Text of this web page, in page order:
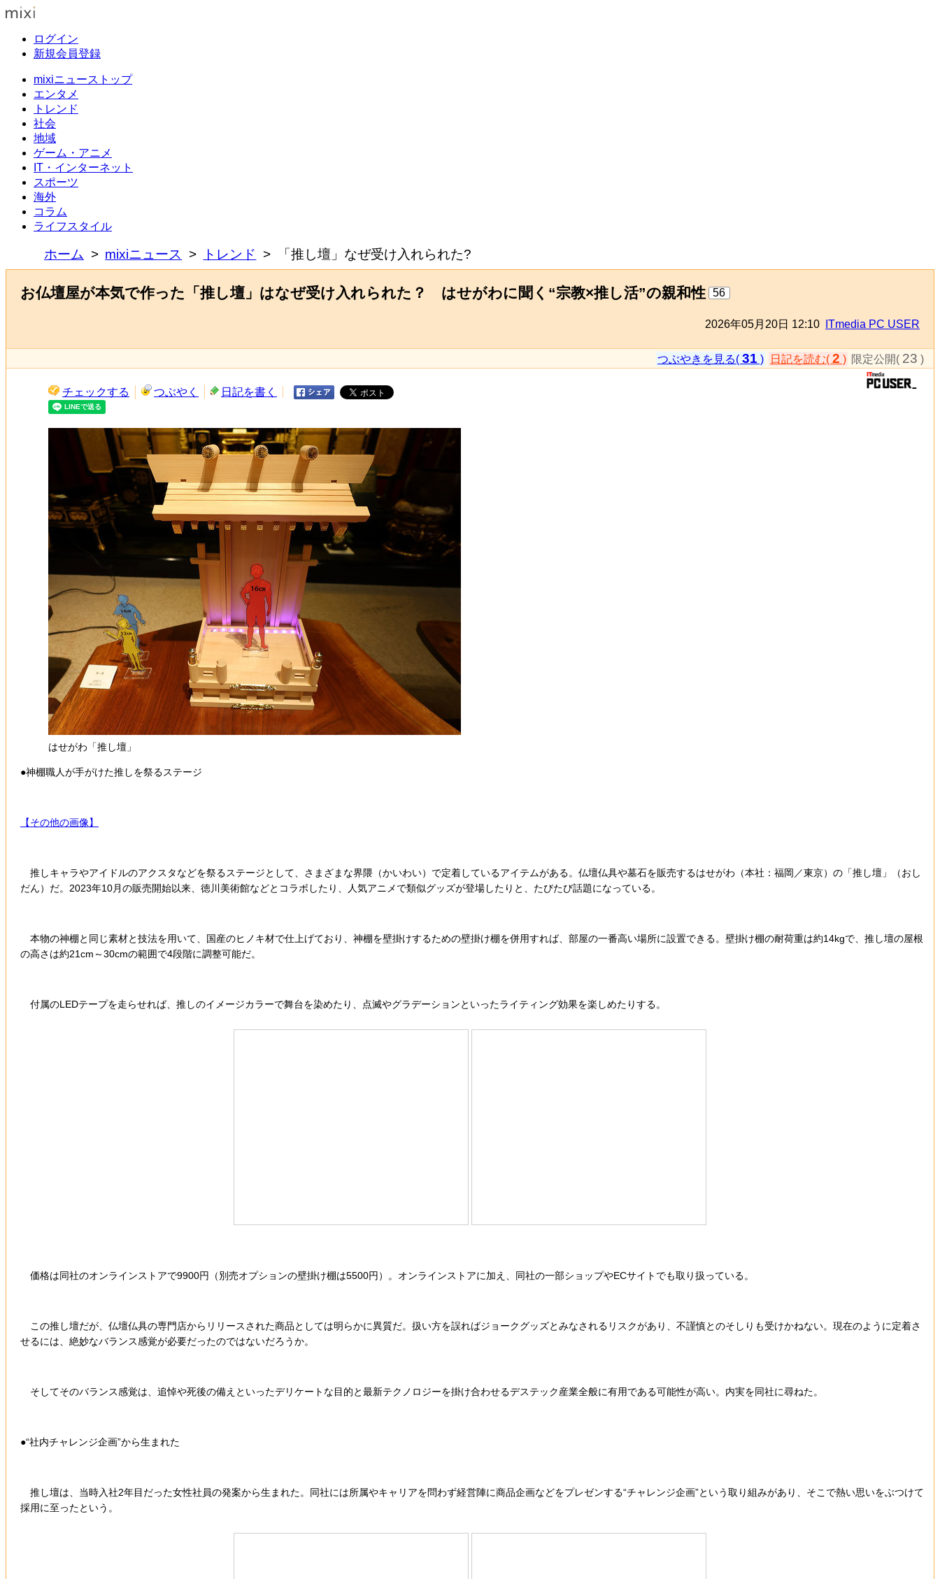
ログイン
新規会員登録
mixiニューストップ
エンタメ
トレンド
社会
地域
ゲーム・アニメ
IT・インターネット
スポーツ
海外
コラム
ライフスタイル
ホーム mixiニュース トレンド 「推し壇」なぜ受け入れられた?
お仏壇屋が本気で作った「推し壇」はなぜ受け入れられた？ はせがわに聞く“宗教×推し活”の親和性 56
2026年05月20日 12:10 ITmedia PC USER
つぶやきを見る( 31 ) 日記を読む( 2 ) 限定公開( 23 )
チェックする つぶやく 日記を書く
はせがわ「推し壇」
●神棚職人が手がけた推しを祭るステージ
【その他の画像】
推しキャラやアイドルのアクスタなどを祭るステージとして、さまざまな界隈（かいわい）で定着しているアイテムがある。仏壇仏具や墓石を販売するはせがわ（本社：福岡／東京）の「推し壇」（おし
だん）だ。2023年10月の販売開始以来、徳川美術館などとコラボしたり、人気アニメで類似グッズが登場したりと、たびたび話題になっている。
本物の神棚と同じ素材と技法を用いて、国産のヒノキ材で仕上げており、神棚を壁掛けするための壁掛け棚を併用すれば、部屋の一番高い場所に設置できる。壁掛け棚の耐荷重は約14kgで、推し壇の屋根
の高さは約21cm～30cmの範囲で4段階に調整可能だ。
付属のLEDテープを走らせれば、推しのイメージカラーで舞台を染めたり、点滅やグラデーションといったライティング効果を楽しめたりする。
価格は同社のオンラインストアで9900円（別売オプションの壁掛け棚は5500円）。オンラインストアに加え、同社の一部ショップやECサイトでも取り扱っている。
この推し壇だが、仏壇仏具の専門店からリリースされた商品としては明らかに異質だ。扱い方を誤ればジョークグッズとみなされるリスクがあり、不謹慎とのそしりも受けかねない。現在のように定着さ
せるには、絶妙なバランス感覚が必要だったのではないだろうか。
そしてそのバランス感覚は、追悼や死後の備えといったデリケートな目的と最新テクノロジーを掛け合わせるデステック産業全般に有用である可能性が高い。内実を同社に尋ねた。
●“社内チャレンジ企画”から生まれた
推し壇は、当時入社2年目だった女性社員の発案から生まれた。同社には所属やキャリアを問わず経営陣に商品企画などをプレゼンする“チャレンジ企画”という取り組みがあり、そこで熱い思いをぶつけて
採用に至ったという。